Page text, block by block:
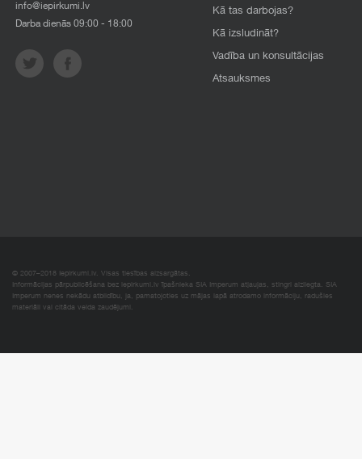
info@iepirkumi.lv
Darba dienās 09:00 - 18:00
Kā tas darbojas?
Kā izsludināt?
Vadība un konsultācijas
Atsauksmes
© 2007–2018 Iepirkumi.lv. Visas tiesības aizsargātas.
Informācijas pārpublicēšana bez iepirkumi.lv īpašnieka SIA Imperum atļaujas, stingri aizliegta. SIA
Imperum nenes nekādu atbildību, ja, pamatojoties uz mājas lapā atrodamo informāciju, radušies
materiāli vai citāda veida zaudējumi.